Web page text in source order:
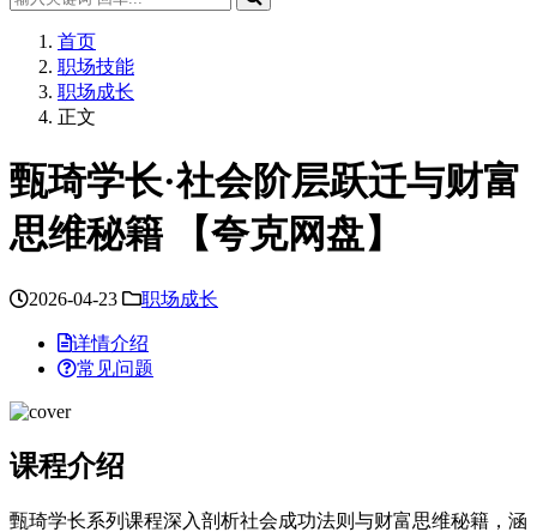
首页
职场技能
职场成长
正文
甄琦学长·社会阶层跃迁与财富
思维秘籍 【夸克网盘】
2026-04-23 职场成长
详情介绍
常见问题
课程介绍
甄琦学长系列课程深入剖析社会成功法则与财富思维秘籍，涵